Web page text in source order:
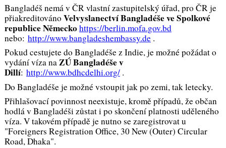
Bangladéš nemá v ČR vlastní zastupitelský úřad, pro ČR je
přiakreditováno Velvyslanectví Bangladéše ve Spolkové
republice Německohttps://berlin.mofa.gov.bd
nebo: http://www.bangladeshembassy.de.
Pokud cestujete do Bangladéše z Indie, je možné požádat o
vydání víza naZÚ Bangladéše v
Dillí: http://www.bdhcdelhi.org/.
Do Bangladéše je možné vstoupit jak po zemi, tak letecky.
Přihlašovací povinnost neexistuje, kromě případů, že občan
hodlá v Bangladéši zůstat i po skončení platnosti uděleného
víza. V takovém případě je nutno se zaregistrovat u
"Foreigners Registration Office, 30 New (Outer) Circular
Road, Dhaka".